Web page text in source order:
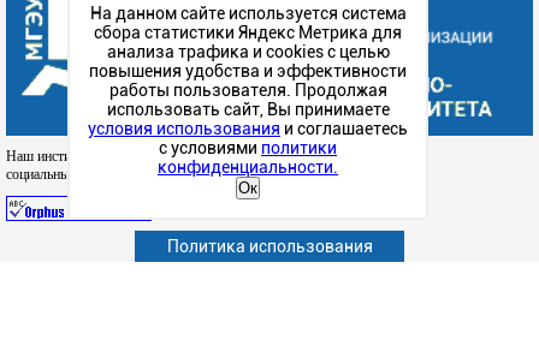
Наш институт в
социальных сетях
Абитуриенту
Политика использования
На данном сайте используется система
сбора статистики Яндекс Метрика для
анализа трафика и cookies с целью
повышения удобства и эффективности
работы пользователя. Продолжая
использовать сайт, Вы принимаете
условия использования и соглашаетесь
с условиями политики
конфиденциальности.
Ок